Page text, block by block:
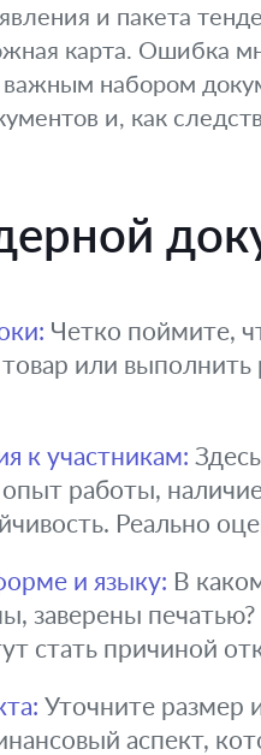
и пакета
карта. Ошибка
набором
и, как
Четко поймите,
или
к участникам:
работы,
Реально
и языку: В
заверены
стать причиной
Уточните размер
аспект,